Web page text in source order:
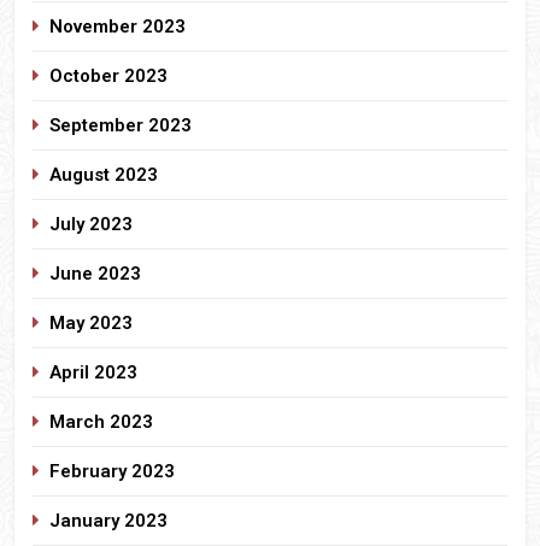
November 2023
October 2023
September 2023
August 2023
July 2023
June 2023
May 2023
April 2023
March 2023
February 2023
January 2023